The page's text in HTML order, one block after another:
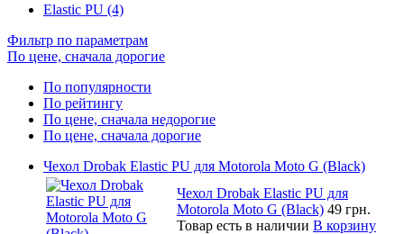
Elastic PU (4)
Фильтр по параметрам
По цене, сначала дорогие
По популярности
По рейтингу
По цене, сначала недорогие
По цене, сначала дорогие
Чехол Drobak Elastic PU для Motorola Moto G (Black)
Чехол Drobak Elastic PU для
Motorola Moto G (Black) 49 грн.
Товар есть в наличии В корзину